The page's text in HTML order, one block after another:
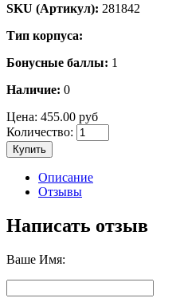
SKU (Артикул): 281842
Тип корпуса:
Бонусные баллы: 1
Наличие: 0
Цена: 455.00 руб
Количество:
Купить
Описание
Отзывы
Написать отзыв
Ваше Имя: